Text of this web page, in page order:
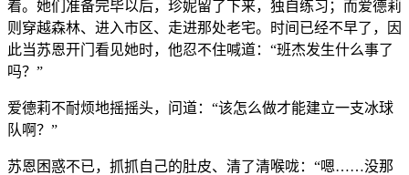
着。她们准备完毕以后，珍妮留了下来，独自练习；而爱德莉
则穿越森林、进入市区、走进那处老宅。时间已经不早了，因
此当苏恩开门看见她时，他忍不住喊道：“班杰发生什么事了
吗？”
爱德莉不耐烦地摇摇头，问道：“该怎么做才能建立一支冰球
队啊？”
苏恩困惑不已，抓抓自己的肚皮、清了清喉咙：“嗯……没那